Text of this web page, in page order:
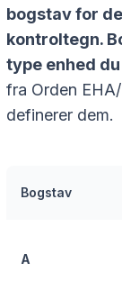
bogstav for
kontroltegn.
type enhed
fra Orden
definerer dem.
Bogstav
A